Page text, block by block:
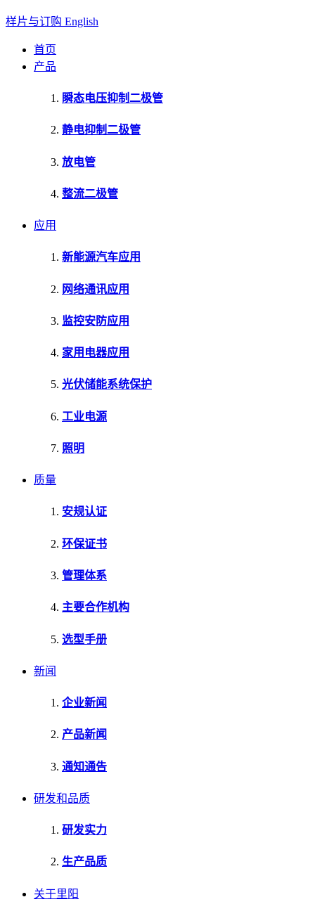
样片与订购 English
首页
产品
瞬态电压抑制二极管
静电抑制二极管
放电管
整流二极管
应用
新能源汽车应用
网络通讯应用
监控安防应用
家用电器应用
光伏储能系统保护
工业电源
照明
质量
安规认证
环保证书
管理体系
主要合作机构
选型手册
新闻
企业新闻
产品新闻
通知通告
研发和品质
研发实力
生产品质
关于里阳